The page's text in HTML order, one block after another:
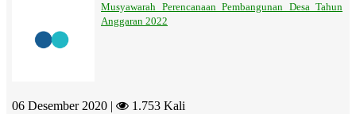
Musyawarah Perencanaan Pembangunan Desa Tahun
Anggaran 2022
06 Desember 2020 | 1.753 Kali